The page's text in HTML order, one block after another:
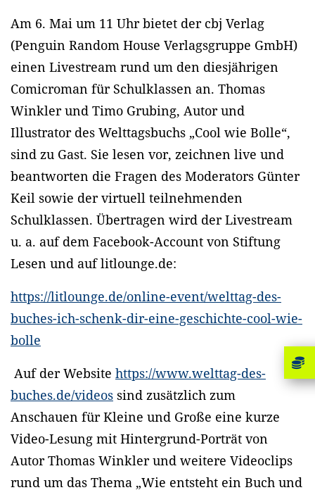
Am 6. Mai um 11 Uhr bietet der cbj Verlag
(Penguin Random House Verlagsgruppe GmbH)
einen Livestream rund um den diesjährigen
Comicroman für Schulklassen an. Thomas
Winkler und Timo Grubing, Autor und
Illustrator des Welttagsbuchs „Cool wie Bolle“,
sind zu Gast. Sie lesen vor, zeichnen live und
beantworten die Fragen des Moderators Günter
Keil sowie der virtuell teilnehmenden
Schulklassen. Übertragen wird der Livestream
u. a. auf dem Facebook-Account von Stiftung
Lesen und auf litlounge.de:
https://litlounge.de/online-event/welttag-des-
buches-ich-schenk-dir-eine-geschichte-cool-wie-
bolle
Auf der Website https://www.welttag-des-
buches.de/videos sind zusätzlich zum
Anschauen für Kleine und Große eine kurze
Video-Lesung mit Hintergrund-Porträt von
Autor Thomas Winkler und weitere Videoclips
rund um das Thema „Wie entsteht ein Buch und